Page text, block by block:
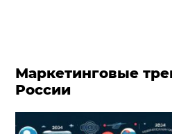
Маркетинговые
России